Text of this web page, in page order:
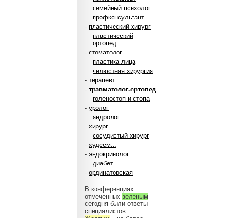
семейный психолог
профконсультант
- пластический хирург
пластический
ортопед
- стоматолог
пластика лица
челюстная хирургия
- терапевт
- травматолог-ортопед
голеностоп и стопа
- уролог
андролог
- хирург
сосудистый хирург
- худеем...
- эндокринолог
диабет
- ординаторская
В конференциях
отмеченных зеленым
сегодня были ответы
специалистов.